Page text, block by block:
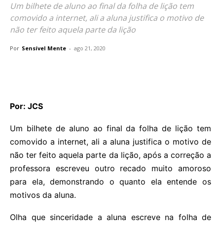
Um bilhete de aluno ao final da folha de lição tem
comovido a internet, ali a aluna justifica o motivo de
não ter feito aquela parte da lição
Por Sensível Mente - ago 21, 2020
Por: JCS
Um bilhete de aluno ao final da folha de lição tem
comovido a internet, ali a aluna justifica o motivo de
não ter feito aquela parte da lição, após a correção a
professora escreveu outro recado muito amoroso
para ela, demonstrando o quanto ela entende os
motivos da aluna.
Olha que sinceridade a aluna escreve na folha de